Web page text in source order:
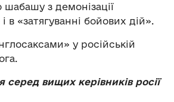
шабашу з демонізації
в «затягуванні бойових дій».
у російській
вищих керівників росії